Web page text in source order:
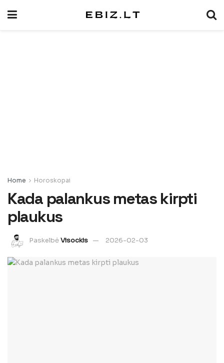
Home Horoskopai
Kada palankus metas kirpti
plaukus
PaskelbėVisockis 2026-02-03